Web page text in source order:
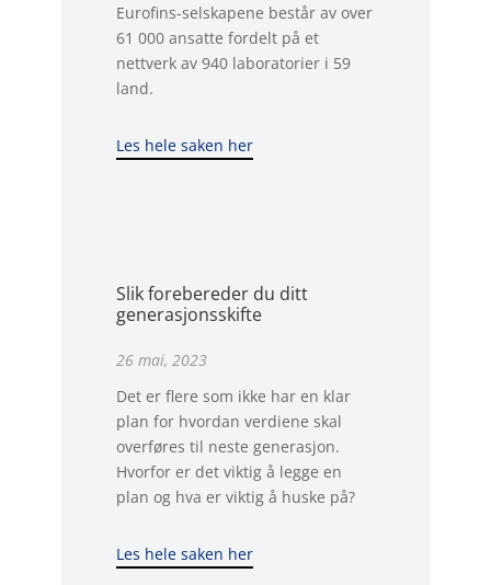
Eurofins-selskapene består av over
61 000 ansatte fordelt på et
nettverk av 940 laboratorier i 59
land.
Les hele saken her
Slik forebereder du ditt
generasjonsskifte
26 mai, 2023
Det er flere som ikke har en klar
plan for hvordan verdiene skal
overføres til neste generasjon.
Hvorfor er det viktig å legge en
plan og hva er viktig å huske på?
Les hele saken her